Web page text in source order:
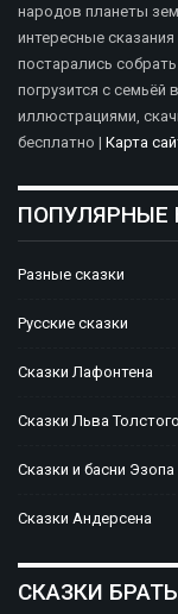
народов планеты
интересные
постарались
погрузится с
иллюстрациями,
бесплатно | Карта
ПОПУЛЯРНЫЕ
Разные сказки
Русские сказки
Сказки Лафонтена
Сказки Льва Толстого
Сказки и басни Эзопа
Сказки Андерсена
СКАЗКИ